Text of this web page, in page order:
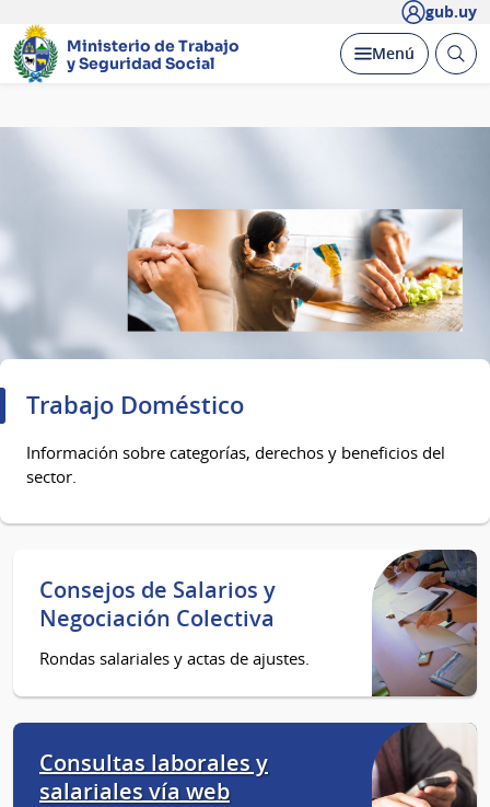
gub.uy
Ministerio de Trabajo
y Seguridad Social
Desplegar
Menú Abrir
Trabajo Doméstico
Información sobre categorías, derechos y beneficios del
sector.
Consejos de Salarios y
Negociación Colectiva
Rondas salariales y actas de ajustes.
Consultas laborales y
salariales vía web